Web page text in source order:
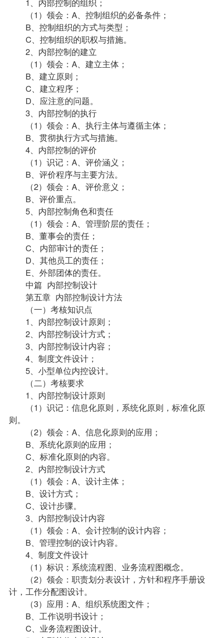
（1）领会：A、控制组织的必备条件；
B、控制组织的方式与类型；
C、控制组织的职权与措施。
2、内部控制的建立
（1）领会：A、建立主体；
B、建立原则；
C、建立程序；
D、应注意的问题。
3、内部控制的执行
（1）领会：A、执行主体与遵循主体；
B、贯彻执行方式与措施。
4、内部控制的评价
（1）识记：A、评价涵义；
B、评价程序与主要方法。
（2）领会：A、评价意义；
B、评价重点。
5、内部控制角色和责任
（1）领会：A、管理阶层的责任；
B、董事会的责任；
C、内部审计的责任；
D、其他员工的责任；
E、外部团体的责任。
中篇 内部控制设计
第五章 内部控制设计方法
（一）考核知识点
1、内部控制设计原则；
2、内部控制设计方式；
3、内部控制设计内容；
4、制度文件设计；
5、小型单位内控设计。
（二）考核要求
1、内部控制设计原则
（1）识记：信息化原则，系统化原则，标准化原
则。
（2）领会：A、信息化原则的应用；
B、系统化原则的应用；
C、标准化原则的内容。
2、内部控制设计方式
（1）领会：A、设计主体；
B、设计方式；
C、设计步骤。
3、内部控制设计内容
（1）领会：A、会计控制的设计内容；
B、管理控制的设计内容。
4、制度文件设计
（1）标识：系统流程图、业务流程图概念。
（2）领会：职责划分表设计，方针和程序手册设
计，工作分配图设计。
（3）应用：A、组织系统图文件；
B、工作说明书设计；
C、业务流程图设计。